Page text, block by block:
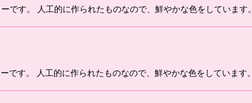
す。 人工的に作られたものなので、鮮やかな色をしています。
す。 人工的に作られたものなので、鮮やかな色をしています。